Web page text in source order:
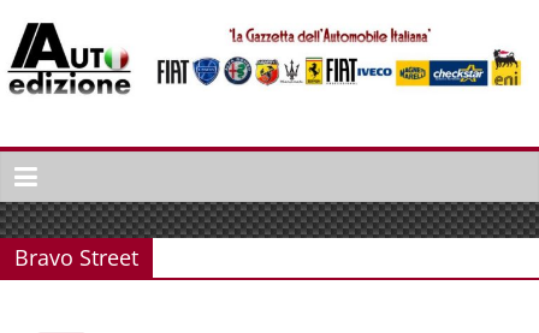
naar
inhoud
Auto
Edizione
La
Gazetta
dell'Automobile
Bravo Street